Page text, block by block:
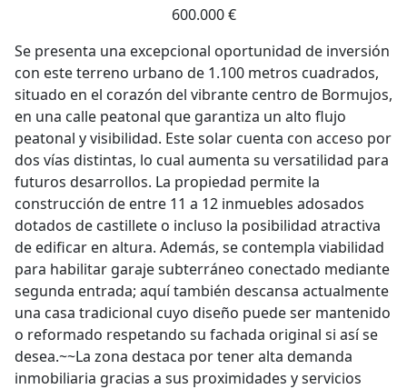
600.000 €
Se presenta una excepcional oportunidad de inversión
con este terreno urbano de 1.100 metros cuadrados,
situado en el corazón del vibrante centro de Bormujos,
en una calle peatonal que garantiza un alto flujo
peatonal y visibilidad. Este solar cuenta con acceso por
dos vías distintas, lo cual aumenta su versatilidad para
futuros desarrollos. La propiedad permite la
construcción de entre 11 a 12 inmuebles adosados
dotados de castillete o incluso la posibilidad atractiva
de edificar en altura. Además, se contempla viabilidad
para habilitar garaje subterráneo conectado mediante
segunda entrada; aquí también descansa actualmente
una casa tradicional cuyo diseño puede ser mantenido
o reformado respetando su fachada original si así se
desea.~~La zona destaca por tener alta demanda
inmobiliaria gracias a sus proximidades y servicios